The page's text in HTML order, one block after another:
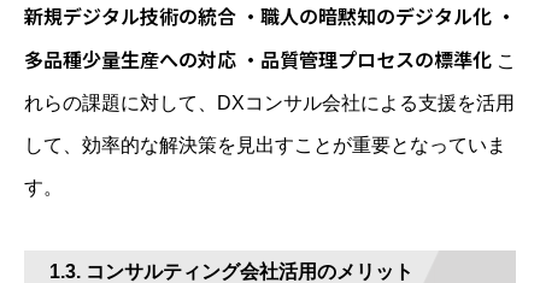
新規デジタル技術の統合 ・職人の暗黙知のデジタル化 ・
多品種少量生産への対応 ・品質管理プロセスの標準化 こ
れらの課題に対して、DXコンサル会社による支援を活用
して、効率的な解決策を見出すことが重要となっていま
す。
1.3. コンサルティング会社活用のメリット